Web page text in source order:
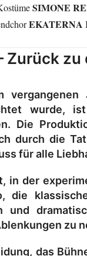
SIMONE
EKATERNA
Zurück
vergangenen
wurde,
Die
durch die
für alle
in der
die
und
zu
das